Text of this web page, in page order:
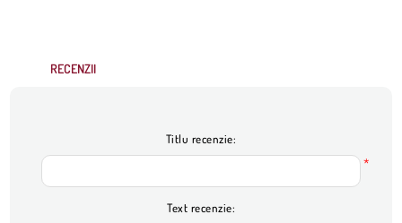
RECENZII
Titlu recenzie:
*
Text recenzie: